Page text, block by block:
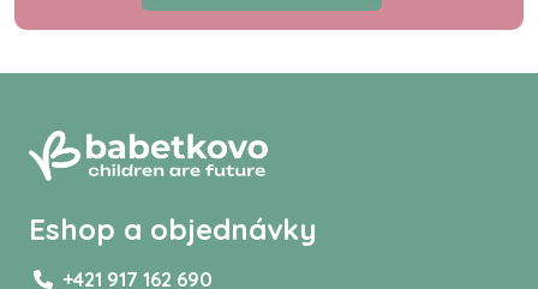
Eshop a objednávky
+421 917 162 690